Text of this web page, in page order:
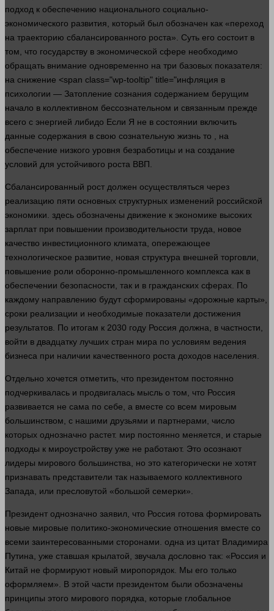
подход к обеспечению национального социально-
экономического развития , который был обозначен как «переход
на траекторию сбалансированного роста». Суть его состоит в
том, что государству в экономической сфере необходимо
обращать внимание одновременно на три базовых показателя:
на снижение <span class="wp-tooltip" title="инфляция в
психологии — Затопление сознания содержанием берущим
начало в коллективном бессознательном и связанным прежде
всего с энергией либидо Если Я не в состоянии включить
данные содержания в свою сознательную жизнь то , на
обеспечение низкого уровня безработицы и на создание
условий для устойчивого роста ВВП
Сбалансированный рост должен осуществляться через
реализацию пяти основных структурных изменений российской
экономики здесь обозначены движение к экономике высоких
зарплат при повышении производительности труда, новое
качество инвестиционного климата, опережающее
технологическое развитие, новая структура внешней торговли,
повышение роли оборонно-промышленного комплекса как в
обеспечении безопасности, так и в гражданских сферах. По
каждому направлению будут сформированы «дорожные карты»,
сроки реализации и необходимые показатели достижения
результатов. По итогам к 2030 году Россия должна, в частности,
войти в двадцатку лучших стран мира по условиям ведения
бизнеса при наличии качественного роста доходов населения.
Отдельно хочется отметить, что президентом постоянно
подчеркивалась и продвигалась мысль о том, что Россия
развивается не сама по себе, а вместе со всем мировым
большинством, с нашими друзьями и партнерами, число
которых однозначно растет. мир постоянно меняется, и старые
подходы к мироустройству уже не работают. Это осознают
лидеры мирового большинства, но это категорически не хотят
признавать представители так называемого коллективного
Запада, или пресловутой «большой семерки».
Президент однозначно заявил, что Россия готова формировать
новые мировые политико-экономические отношения вместе со
всеми заинтересованными сторонами. одна из цитат Владимира
Путина, уже ставшая крылатой, звучала дословно так: «Россия и
Китай не формируют новый миропорядок. Мы его только
оформляем». В этой части президентом были обозначены
принципы этого мирового порядка, которые глобальное